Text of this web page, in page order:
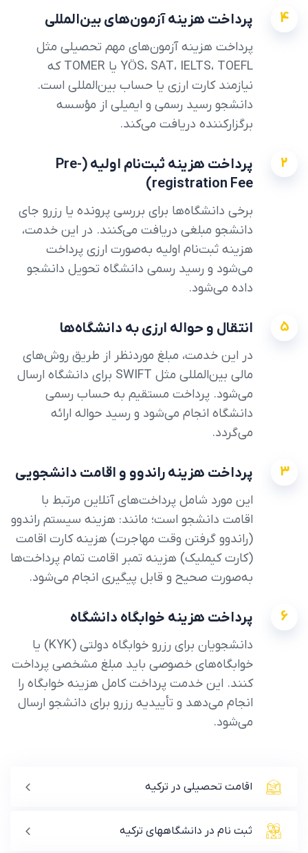
اقامت تحصیلی در ترکیه
ثبت نام در دانشگاههای ترکیه
4 پرداخت هزینه آزمون‌های بین‌المللی
پرداخت هزینه آزمون‌های مهم تحصیلی مثل
YÖS، SAT، IELTS، TOEFL یا TOMER که
نیازمند کارت ارزی یا حساب بین‌المللی است.
دانشجو رسید رسمی و ایمیلی از مؤسسه
برگزارکننده دریافت می‌کند.
2
پرداخت هزینه ثبت‌نام اولیه (Pre-
registration Fee)
برخی دانشگاه‌ها برای بررسی پرونده یا رزرو جای
دانشجو مبلغی دریافت می‌کنند. در این خدمت،
هزینه ثبت‌نام اولیه به‌صورت ارزی پرداخت
می‌شود و رسید رسمی دانشگاه تحویل دانشجو
داده می‌شود.
5 انتقال و حواله ارزی به دانشگاه‌ها
در این خدمت، مبلغ موردنظر از طریق روش‌های
مالی بین‌المللی مثل SWIFT برای دانشگاه ارسال
می‌شود. پرداخت مستقیم به حساب رسمی
دانشگاه انجام می‌شود و رسید حواله ارائه
می‌گردد.
3 پرداخت هزینه راندوو و اقامت دانشجویی
این مورد شامل پرداخت‌های آنلاین مرتبط با
اقامت دانشجو است؛ مانند: هزینه سیستم راندوو
(راندوو گرفتن وقت مهاجرت) هزینه کارت اقامت
(کارت کیملیک) هزینه تمبر اقامت تمام پرداخت‌ها
به‌صورت صحیح و قابل پیگیری انجام می‌شود.
6 پرداخت هزینه خوابگاه دانشگاه
دانشجویان برای رزرو خوابگاه دولتی (KYK) یا
خوابگاه‌های خصوصی باید مبلغ مشخصی پرداخت
کنند. این خدمت پرداخت کامل هزینه خوابگاه را
انجام می‌دهد و تأییدیه رزرو برای دانشجو ارسال
می‌شود.